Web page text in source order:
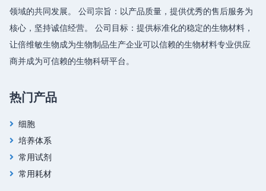
领域的共同发展。 公司宗旨：以产品质量，提供优秀的售后服务为
核心，坚持诚信经营。 公司目标：提供标准化的稳定的生物材料，
让倍维敏生物成为生物制品生产企业可以信赖的生物材料专业供应
商并成为可信赖的生物科研平台。
热门产品
细胞
培养体系
常用试剂
常用耗材